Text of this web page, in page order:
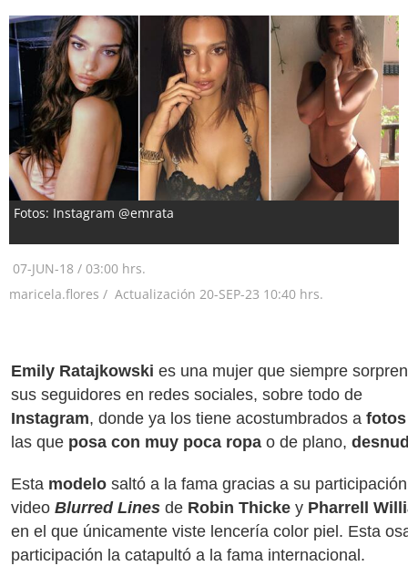
Fotos: Instagram @emrata
07-JUN-18 / 03:00 hrs.
maricela.flores / Actualización 20-SEP-23 10:40 hrs.
Emily Ratajkowski es una mujer que siempre
sus seguidores en redes sociales, sobre todo de
Instagram, donde ya los tiene acostumbrados a fotos
las que posa con muy poca ropa o de plano,
Esta modelo saltó a la fama gracias a su
video Blurred Lines de Robin Thicke y Pharrell
en el que únicamente viste lencería color piel. Esta
participación la catapultó a la fama internacional.